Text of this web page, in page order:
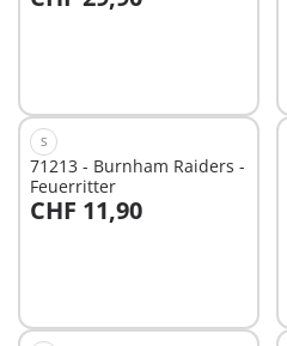
S
71213 - Burnham Raiders -
Feuerritter
CHF 11,90